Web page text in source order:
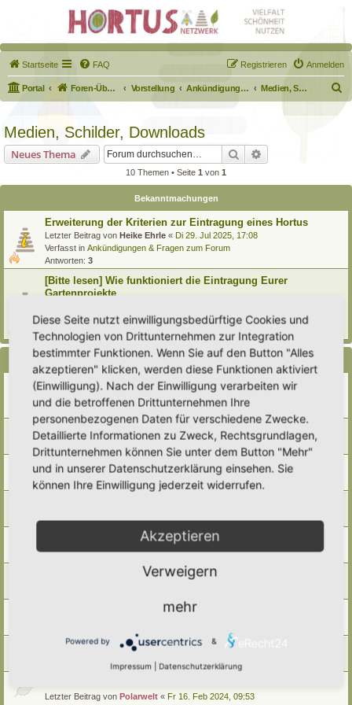
Startseite FAQ Anmelden
Registrieren
Portal Foren-Übersicht Vorstellung Ankündigungen & Fragen zum Forum Medien, Schilder, Downloads
u
Medien, Schilder, Downloads
Neues Thema Suche
10 Themen • Seite 1 von 1
Bekanntmachungen
Erweiterung der Kriterien zur Eintragung eines Hortus
Letzter Beitrag von Heike Ehrle « Di 29. Jul 2025, 17:08
Verfasst in Ankündigungen & Fragen zum Forum
Antworten: 3
[Bitte lesen] Wie funktioniert die Eintragung Eurer
Gartenprojekte
Verfasst inEingetragener Hortus - Mein Hortus und ich!
Antworten:
Themen
Bestellung Druckvorlage UN-Dekaden-Schild
Letzter Beitrag von Polarwelt«
Sa 27. Apr 2024, 17:27
Antworten: 2
Beantragung Auszeichnung Igelfreundlicher Garten
Letzter Beitrag von Polarwelt «Fr 16. Feb 2024, 11:17
Bestellung Hortus-Schild
Letzter Beitrag von Polarwelt « Fr 16. Feb 2024, 11:13
Druckvorlage Hortus-Netzwerk-Schild
Letzter Beitrag vonPolarwelt«Fr 16. Feb 2024, 10:48
Hortus-Netzwerk.de auf Deiner Seite
QR-Code Hortus-Netzwerk.de
Zeit Nutzen, sinnvoll gestalten
Polarwelt
Letzter Beitrag von Polarwelt « Fr 16. Feb 2024, 09:53
Diese Seite nutzt einwilligungsbedürftige Cookies und
Technologien von Drittunternehmen zur Integration
bestimmter Funktionen. Wenn Sie auf den Button "Alles
akzeptieren" klicken, werden diese Funktionen aktiviert
(Einwilligung). Nach der Einwilligung verarbeiten wir
und die betroffenen Drittunternehmen Ihre
personenbezogenen Daten für verschiedene Zwecke.
Detaillierte Informationen zu Zweck, Rechtsgrundlagen,
Drittunternehmen können Sie unter dem Button "Mehr"
und in unserer Datenschutzerklärung einsehen. Sie
können Ihre Einwilligung jederzeit widerrufen.
Akzeptieren
Verweigern
mehr
Powered by &
Impressum Datenschutzerklärung